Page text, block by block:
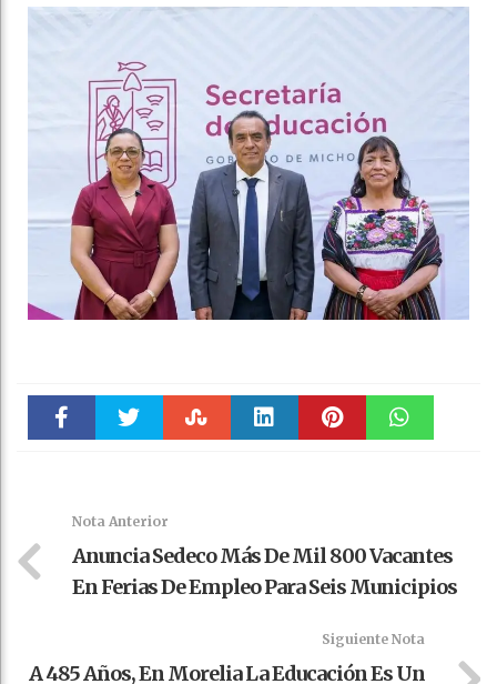
Nota Anterior
Anuncia Sedeco Más De Mil 800 Vacantes
En Ferias De Empleo Para Seis Municipios
Siguiente Nota
A 485 Años, En Morelia La Educación Es Un